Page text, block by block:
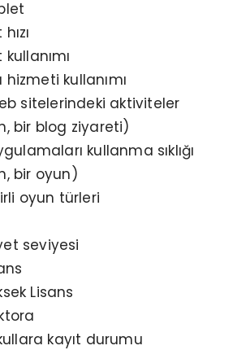
kullanımı
sitelerindeki aktiviteler
bir blog ziyareti)
kullanma sıklığı
bir oyun)
oyun türleri
seviyesi
Lisans
kayıt durumu